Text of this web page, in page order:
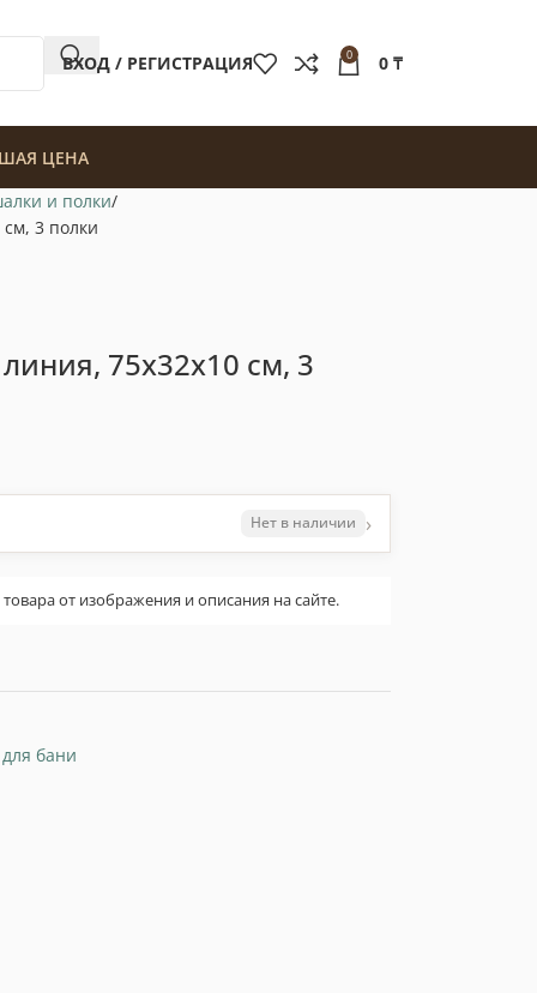
ВХОД / РЕГИСТРАЦИЯ 0 0 ₸
ЦЕНА
и полки
3 полки
75x32x10 см, 3
Нет в наличии ›
от изображения и описания на сайте.
бани